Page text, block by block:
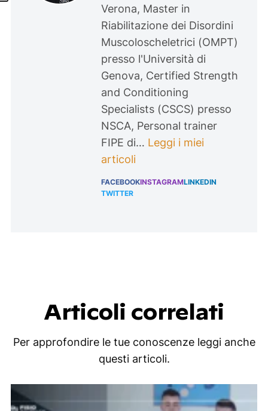
Verona, Master in
Riabilitazione dei Disordini
Muscoloscheletrici (OMPT)
presso l'Università di
Genova, Certified Strength
and Conditioning
Specialists (CSCS) presso
NSCA, Personal trainer
FIPE di… Leggi i miei
articoli
FACEBOOKINSTAGRAMLINKEDIN
TWITTER
Articoli correlati
Per approfondire le tue conoscenze leggi anche
questi articoli.